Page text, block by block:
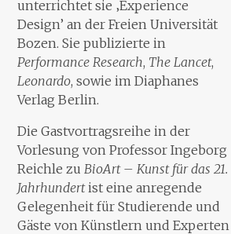
unterrichtet sie ‚Experience
Design’ an der Freien Universität
Bozen. Sie publizierte in
Performance Research, The Lancet,
Leonardo, sowie im Diaphanes
Verlag Berlin.
Die Gastvortragsreihe in der
Vorlesung von Professor Ingeborg
Reichle zu BioArt – Kunst für das 21.
Jahrhundertist eine anregende
Gelegenheit für Studierende und
Gäste von Künstlern und Experten